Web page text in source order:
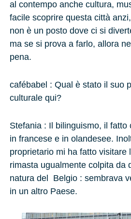
al contempo anche cultura,
facile scoprire questa città
non è un posto dove ci si
ma se si prova a farlo, allora
pena.
cafébabel : Qual è stato il suo
culturale qui?
Stefania : Il bilinguismo, il fatto
in francese e in olandesee.
proprietario mi ha fatto visitare
rimasta ugualmente colpita da
natura del Belgio : sembrava
in un altro Paese.